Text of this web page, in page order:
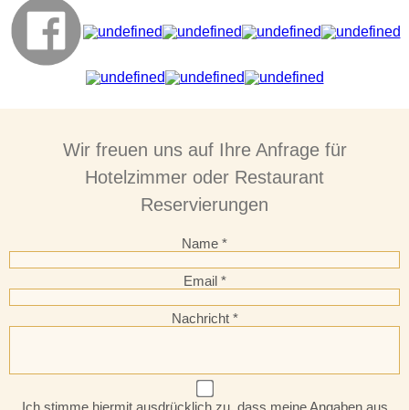
Wir freuen uns auf Ihre Anfrage für
Hotelzimmer oder Restaurant
Reservierungen
Name
Email
Nachricht